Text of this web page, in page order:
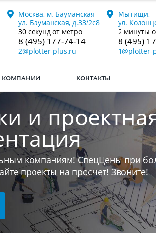
Москва, м. Бауманская
ул. Бауманская, д.33/2с8
30 секунд от метро
8 (495) 177-74-14
2@plotter-plus.ru
Мытищи,
ул.
2 минуты
8 (495)
1@plotter-
КОМПАНИИ КОНТАКТЫ
книги
последний бумажный экземпляр
в электронный формат и